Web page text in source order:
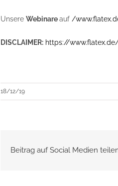
Unsere Webinareauf /
DISCLAIMER: https://
18/12/19
Beitrag auf Social Medien